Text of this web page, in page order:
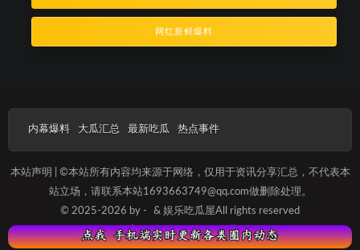
网红新鲜爆料
内幕爆料 大瓜汇总 最新吃瓜 热点事件
本站声明 | ©本站所有内容均来源于网络，仅用于资讯分享汇总，不代表本
站立场，请联系本站1693663749@qq.com做删除处理。
© 2025-2026 by -
& 娱乐吃瓜屋All rights reserved
沪ICP备2023012088号